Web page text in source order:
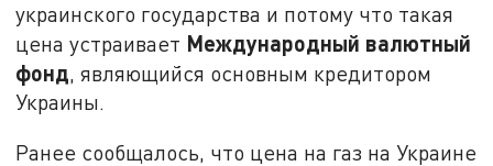
украинского государства и потому что такая
цена устраивает Международный валютный
фонд, являющийся основным кредитором
Украины.
Ранее сообщалось, что цена на газ на Украине